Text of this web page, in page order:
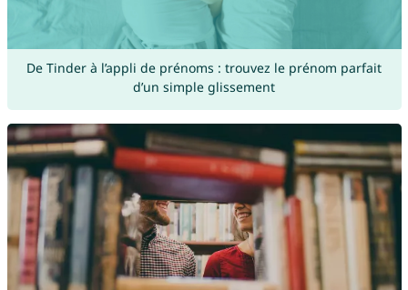
De Tinder à l’appli de prénoms : trouvez le prénom parfait
d’un simple glissement